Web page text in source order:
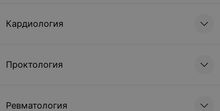
Кардиология
Проктология
Ревматология